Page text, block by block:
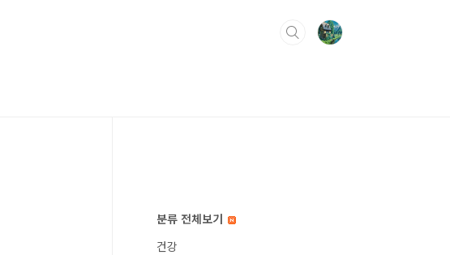
분류 전체보기
건강